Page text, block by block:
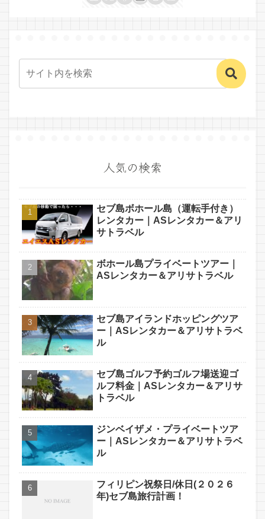
人気の検索
セブ島ボホール島（運転手付き）
レンタカー｜ASレンタカー＆アリ
サトラベル
ボホール島プライベートツアー｜
ASレンタカー＆アリサトラベル
セブ島アイランドホッピングツア
ー｜ASレンタカー＆アリサトラベ
ル
セブ島ゴルフ予約ゴルフ場送迎ゴ
ルフ料金｜ASレンタカー＆アリサ
トラベル
ジンベイザメ・プライベートツア
ー｜ASレンタカー＆アリサトラベ
ル
フィリピン祝祭日/休日(２０２６
年)セブ島旅行計画！